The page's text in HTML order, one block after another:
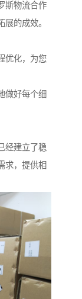
斯物流合作
的成效。
优化，为您
做好每个细
经建立了稳
求，提供相